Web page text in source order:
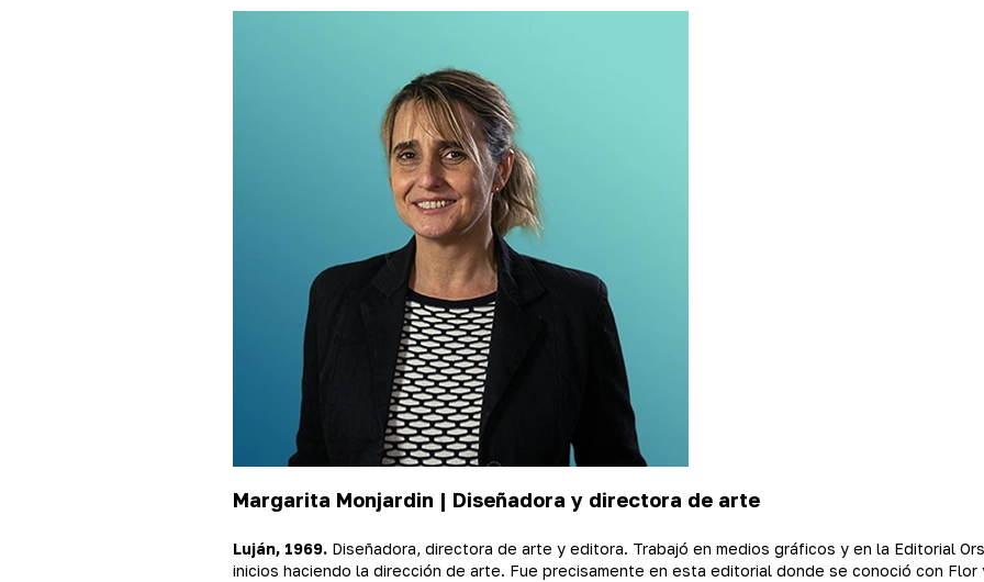
Margarita Monjardin | Diseñadora y directora de arte
Luján, 1969. Diseñadora, directora de arte y editora. Trabajó en medios gráficos y en la Editorial
inicios haciendo la dirección de arte. Fue precisamente en esta editorial donde se conoció con Flor